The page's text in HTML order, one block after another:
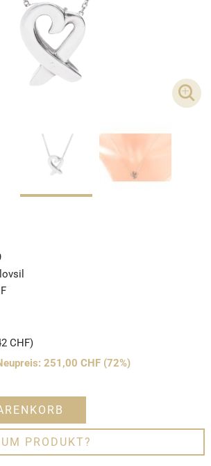
CHF)
251,00 CHF (72%)
PRODUKT?